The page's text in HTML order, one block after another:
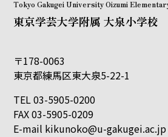
Tokyo Gakugei University Oizumi
東京学芸大学附属 大泉小学校
〒178-0063
東京都練馬区東大泉5-22-1
TEL 03-5905-0200
FAX 03-5905-0209
E-mail kikunoko@u-gakugei.ac.jp